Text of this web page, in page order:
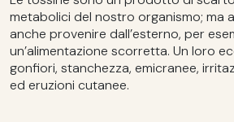
metabolici del nostro organismo; ma
anche provenire dall’esterno, per
un’alimentazione scorretta. Un loro
gonfiori, stanchezza, emicranee,
ed eruzioni cutanee.